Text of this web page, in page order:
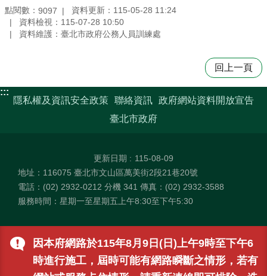
因本府網路於115年8月9日(日)上午9時至下午6
時進行施工，屆時可能有網路瞬斷之情形，若有
點閱數： 9097
資料更新：115-05-28 11:24
資料檢視：115-07-28 10:50
資料維護：臺北市政府公務人員訓練處
回上一頁
:::
隱私權及資訊安全政策 聯絡資訊 政府網站資料開放宣告
臺北市政府
更新日期
115-08-09
地址：116075 臺北市文山區萬美街2段21巷20號
電話：(02) 2932-0212 分機 341 傳真：(02) 2932-3588
服務時間：星期一至星期五上午8:30至下午5:30